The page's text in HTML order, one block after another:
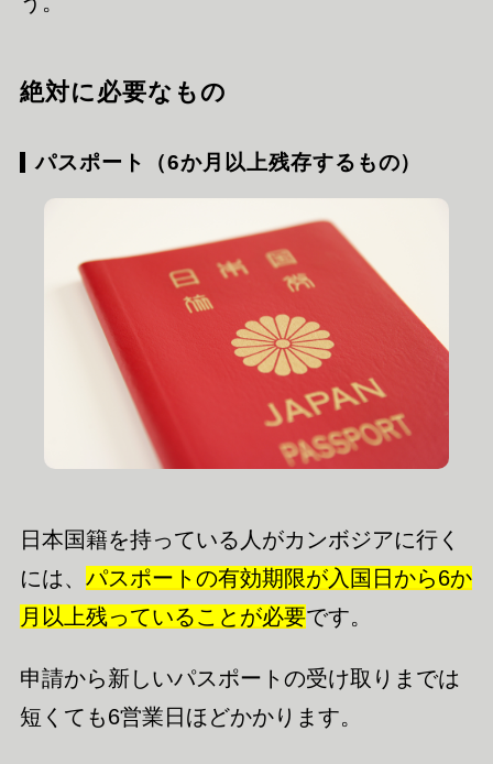
絶対に必要なもの
パスポート（6か月以上残存するもの）
日本国籍を持っている人がカンボジアに行く
には、 パスポートの有効期限が入国日から6か
月以上残っていることが必要です。
申請から新しいパスポートの受け取りまでは
短くても6営業日ほどかかります。